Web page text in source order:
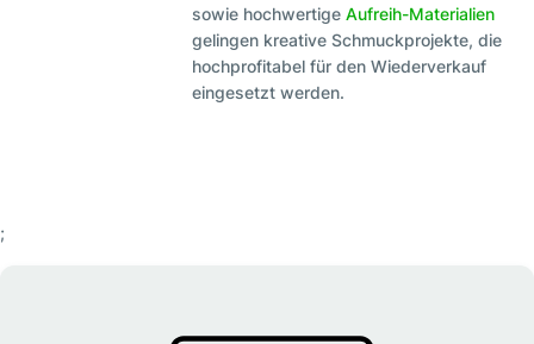
sowie hochwertigeAufreih-Materialien
gelingen kreative Schmuckprojekte, die
hochprofitabel für den Wiederverkauf
eingesetzt werden.
;